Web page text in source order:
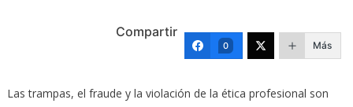
Compartir
0 Más
Las trampas, el fraude y la violación de la ética profesional son